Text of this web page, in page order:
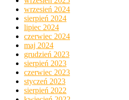
wrzesień 2024
sierpień 2024
lipiec 2024
czerwiec 2024
maj 2024
grudzień 2023
sierpień 2023
czerwiec 2023
styczeń 2023
sierpień 2022